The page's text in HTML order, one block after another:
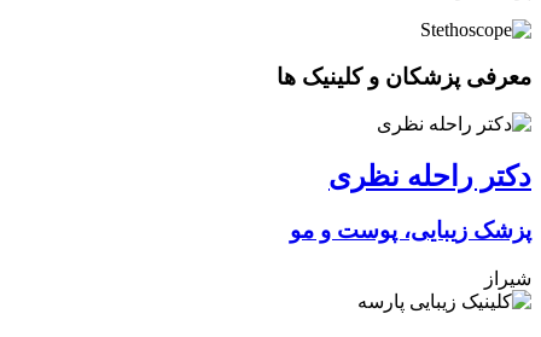
معرفی پزشکان و کلینیک ها
دکتر راحله نظری
پزشک زیبایی، پوست و مو
شیراز